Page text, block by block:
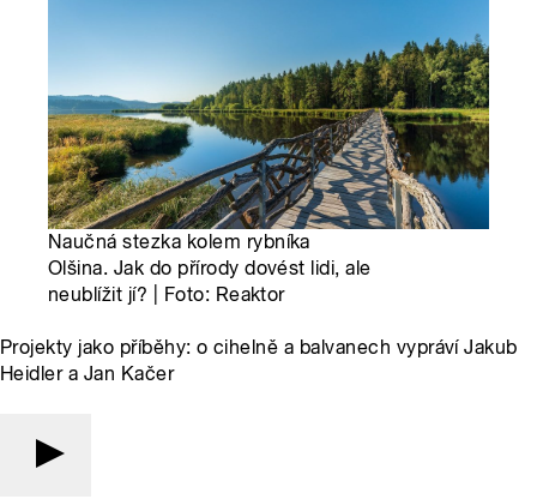
Naučná stezka kolem rybníka
Olšina. Jak do přírody dovést lidi, ale
neublížit jí? | Foto: Reaktor
Projekty jako příběhy: o cihelně a balvanech vypráví Jakub
Heidler a Jan Kačer